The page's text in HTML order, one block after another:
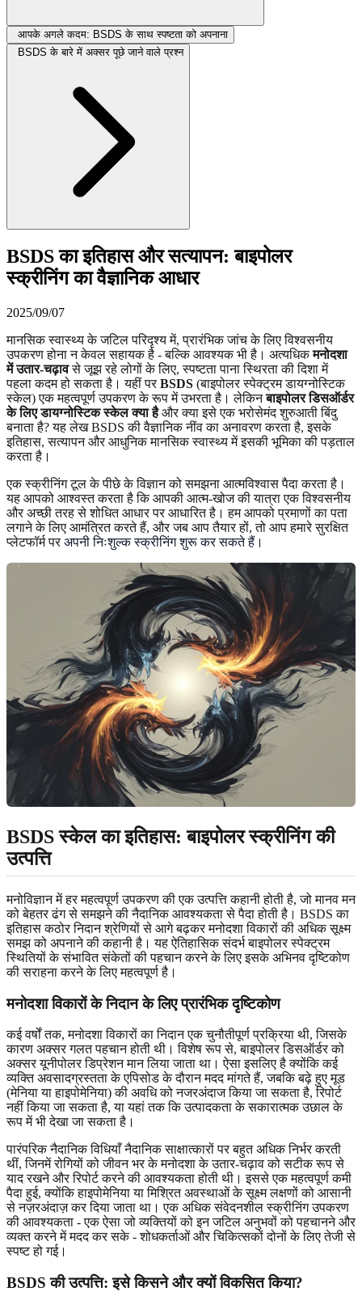
आपके अगले कदम: BSDS के साथ स्पष्टता को अपनाना
BSDS के बारे में अक्सर पूछे जाने वाले प्रश्न
BSDS का इतिहास और सत्यापन: बाइपोलर
स्क्रीनिंग का वैज्ञानिक आधार
2025/09/07
मानसिक स्वास्थ्य के जटिल परिदृश्य में, प्रारंभिक जांच के लिए विश्वसनीय
उपकरण होना न केवल सहायक है - बल्कि आवश्यक भी है। अत्यधिकमनोदशा
में उतार-चढ़ावसे जूझ रहे लोगों के लिए, स्पष्टता पाना स्थिरता की दिशा में
पहला कदम हो सकता है। यहीं परBSDS (बाइपोलर स्पेक्ट्रम डायग्नोस्टिक
स्केल) एक महत्वपूर्ण उपकरण के रूप में उभरता है। लेकिनबाइपोलर डिसऑर्डर
के लिए डायग्नोस्टिक स्केल क्या हैऔर क्या इसे एक भरोसेमंद शुरुआती बिंदु
बनाता है? यह लेख BSDS की वैज्ञानिक नींव का अनावरण करता है, इसके
इतिहास, सत्यापन और आधुनिक मानसिक स्वास्थ्य में इसकी भूमिका की पड़ताल
करता है।
एक स्क्रीनिंग टूल के पीछे के विज्ञान को समझना आत्मविश्वास पैदा करता है।
यह आपको आश्वस्त करता है कि आपकी आत्म-खोज की यात्रा एक विश्वसनीय
और अच्छी तरह से शोधित आधार पर आधारित है। हम आपको प्रमाणों का पता
लगाने के लिए आमंत्रित करते हैं, और जब आप तैयार हों, तो आप हमारे सुरक्षित
प्लेटफॉर्म परअपनी निःशुल्क स्क्रीनिंग शुरू कर सकते हैं ।
BSDS स्केल का इतिहास: बाइपोलर स्क्रीनिंग की
उत्पत्ति
मनोविज्ञान में हर महत्वपूर्ण उपकरण की एक उत्पत्ति कहानी होती है, जो मानव मन
को बेहतर ढंग से समझने की नैदानिक ​​आवश्यकता से पैदा होती है। BSDS का
इतिहास कठोर निदान श्रेणियों से आगे बढ़कर मनोदशा विकारों की अधिक सूक्ष्म
समझ को अपनाने की कहानी है। यह ऐतिहासिक संदर्भ बाइपोलर स्पेक्ट्रम
स्थितियों के संभावित संकेतों की पहचान करने के लिए इसके अभिनव दृष्टिकोण
की सराहना करने के लिए महत्वपूर्ण है।
मनोदशा विकारों के निदान के लिए प्रारंभिक दृष्टिकोण
कई वर्षों तक, मनोदशा विकारों का निदान एक चुनौतीपूर्ण प्रक्रिया थी, जिसके
कारण अक्सर गलत पहचान होती थी। विशेष रूप से, बाइपोलर डिसऑर्डर को
अक्सर यूनीपोलर डिप्रेशन मान लिया जाता था। ऐसा इसलिए है क्योंकि कई
व्यक्ति अवसादग्रस्तता के एपिसोड के दौरान मदद मांगते हैं, जबकि बढ़े हुए मूड
(मेनिया या हाइपोमेनिया) की अवधि को नजरअंदाज किया जा सकता है, रिपोर्ट
नहीं किया जा सकता है, या यहां तक कि उत्पादकता के सकारात्मक उछाल के
रूप में भी देखा जा सकता है।
पारंपरिक नैदानिक ​​विधियाँ नैदानिक ​​साक्षात्कारों पर बहुत अधिक निर्भर करती
थीं, जिनमें रोगियों को जीवन भर के मनोदशा के उतार-चढ़ाव को सटीक रूप से
याद रखने और रिपोर्ट करने की आवश्यकता होती थी। इससे एक महत्वपूर्ण कमी
पैदा हुई, क्योंकि हाइपोमेनिया या मिश्रित अवस्थाओं के सूक्ष्म लक्षणों को आसानी
से नज़रअंदाज़ कर दिया जाता था। एक अधिक संवेदनशील स्क्रीनिंग उपकरण
की आवश्यकता - एक ऐसा जो व्यक्तियों को इन जटिल अनुभवों को पहचानने और
व्यक्त करने में मदद कर सके - शोधकर्ताओं और चिकित्सकों दोनों के लिए तेजी से
स्पष्ट हो गई।
BSDS की उत्पत्ति: इसे किसने और क्यों विकसित किया?